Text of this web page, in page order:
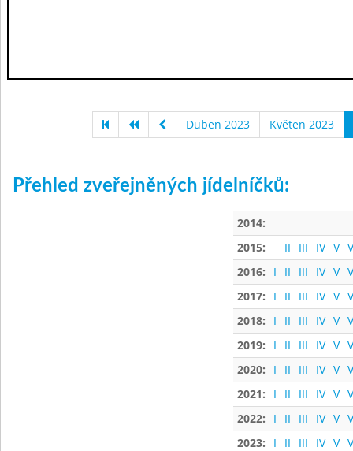
Duben 2023 Květen 2023
Přehled zveřejněných jídelníčků:
2014:
2015:
II III IV V
2016:
I II III IV V
2017:
I II III IV V
2018:
I II III IV V
2019:
I II III IV V
2020:
I II III IV V
2021:
I II III IV V
2022:
I II III IV V
2023:
I II III IV V